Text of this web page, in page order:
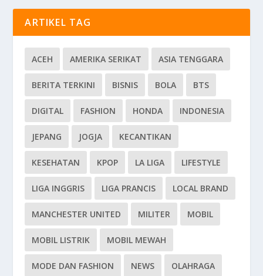
ARTIKEL TAG
ACEH AMERIKA SERIKAT ASIA TENGGARA
BERITA TERKINI BISNIS BOLA BTS
DIGITAL FASHION HONDA INDONESIA
JEPANG JOGJA KECANTIKAN
KESEHATAN KPOP LA LIGA LIFESTYLE
LIGA INGGRIS LIGA PRANCIS LOCAL BRAND
MANCHESTER UNITED MILITER MOBIL
MOBIL LISTRIK MOBIL MEWAH
MODE DAN FASHION NEWS OLAHRAGA